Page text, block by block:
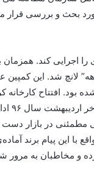
بحث و بررسی قرار
اجرایی کند. همزمان
لانچ شد. این کمپین
بود. افتتاح
کیفی و
در بازار دست
با این پیام برند
و مخاطبان به مرور